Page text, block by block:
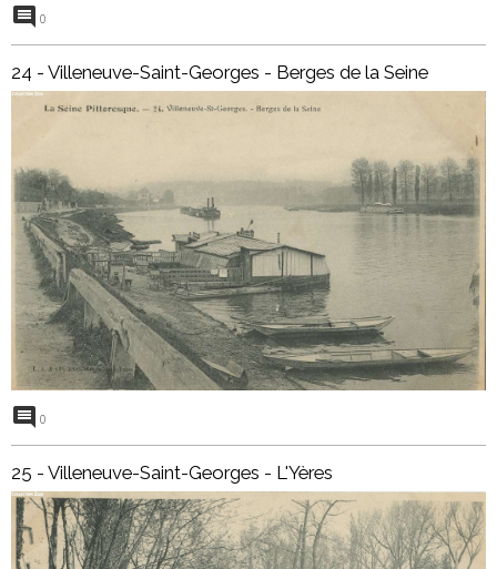
0
24 - Villeneuve-Saint-Georges - Berges de la Seine
0
25 - Villeneuve-Saint-Georges - L'Yères